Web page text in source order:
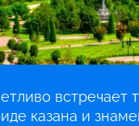
встречает
казана и